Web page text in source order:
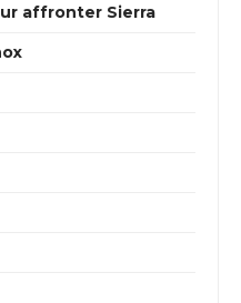
affronter Sierra